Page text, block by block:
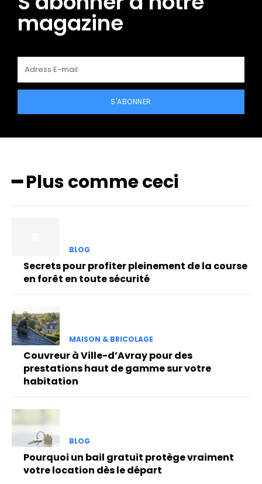
magazine
S'ABONNER
━ Plus comme ceci
BLOG
Secrets pour profiter pleinement de la course
en forêt en toute sécurité
MAISON & BRICOLAGE
Couvreur à Ville-d’Avray pour des
prestations haut de gamme sur votre
habitation
BLOG
Pourquoi un bail gratuit protège vraiment
votre location dès le départ